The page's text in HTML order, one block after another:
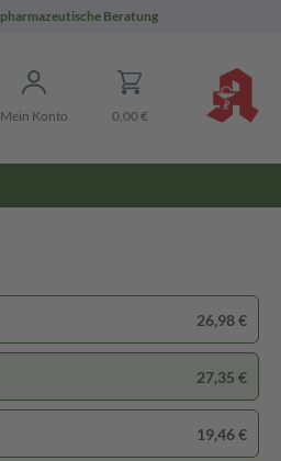
pharmazeutische Beratung
Mein Konto 0,00 €
26,98 €
27,35 €
19,46 €